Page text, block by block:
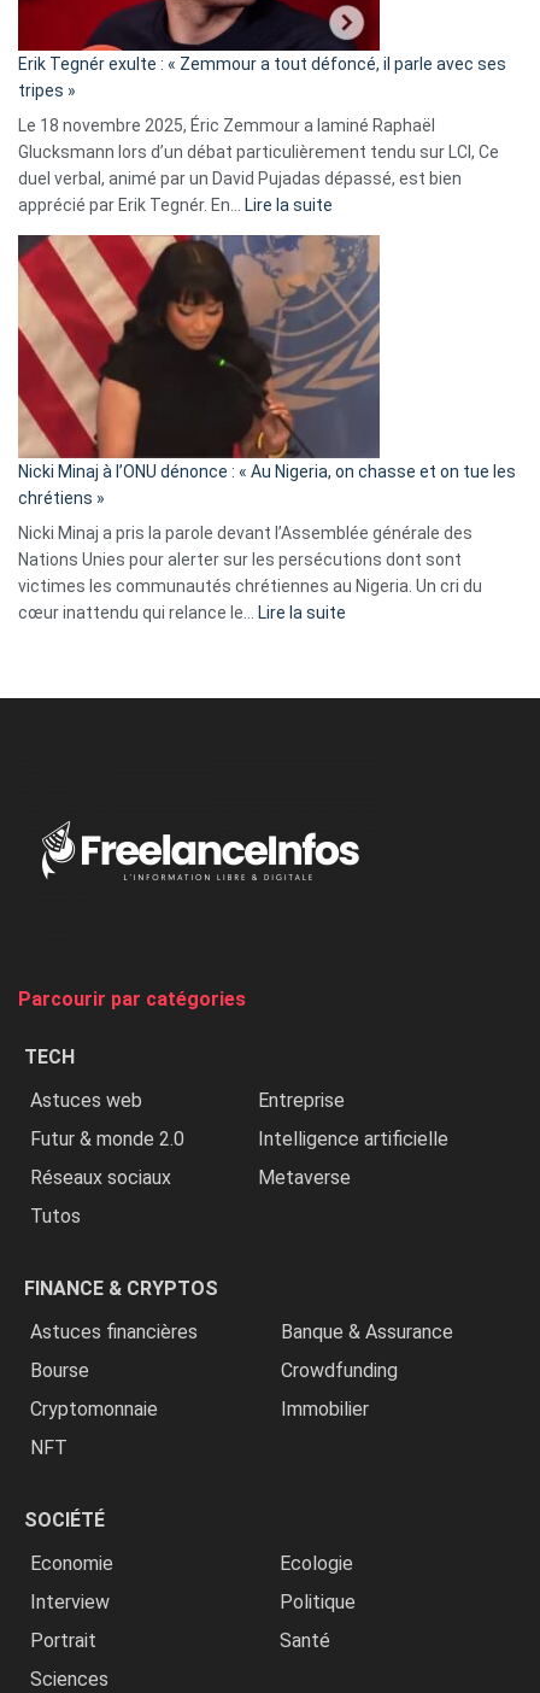
«
C’est
fake
news
»
Erik Tegnér exulte : « Zemmour a tout défoncé, il parle avec ses
tripes »
Le 18 novembre 2025, Éric Zemmour a laminé Raphaël
Glucksmann lors d’un débat particulièrement tendu sur LCI, Ce
duel verbal, animé par un David Pujadas dépassé, est bien
apprécié par Erik Tegnér. En… Lire la suite
Tegnér
exulte
« Zemmour
a
tout
parle
ses
tripes »
Nicki Minaj à l’ONU dénonce : « Au Nigeria, on chasse et on tue les
chrétiens »
Nicki Minaj a pris la parole devant l’Assemblée générale des
Nations Unies pour alerter sur les persécutions dont sont
victimes les communautés chrétiennes au Nigeria. Un cri du
cœur inattendu qui relance le… Lire la suite
Nigeria,
Parcourir par catégories
TECH
Astuces web
Entreprise
Futur & monde 2.0
Intelligence artificielle
Réseaux sociaux
Metaverse
Tutos
FINANCE & CRYPTOS
Astuces financières
Banque & Assurance
Bourse
Crowdfunding
Cryptomonnaie
Immobilier
NFT
SOCIÉTÉ
Economie
Ecologie
Interview
Politique
Portrait
Santé
Sciences